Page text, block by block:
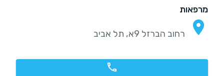
מרפאות
רחוב הברזל 9א, תל אביב